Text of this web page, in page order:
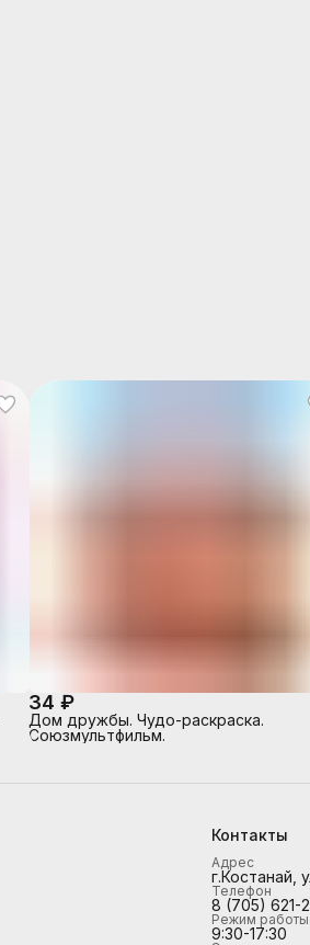
34 ₽
Дом дружбы. Чудо-раскраска.
Союзмультфильм.
Контакты
Адрес
г.Костанай,
Телефон
8 (705) 621-
Режим работы
9:30-17:30